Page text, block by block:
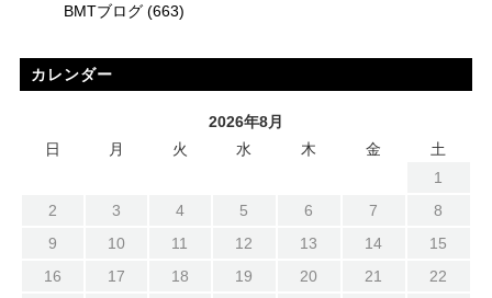
BMTブログ(663)
カレンダー
2026年8月
日
月 火 水 木 金
土
1
2
3 4 5 6 7
8
9
10 11 12 13 14
15
16
17 18 19 20 21
22